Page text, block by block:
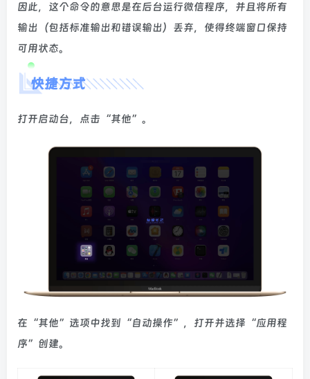
因此，这个命令的意思是在后台运行微信程序，并且将所有
输出（包括标准输出和错误输出）丢弃，使得终端窗口保持
可用状态。
快捷方式
打开启动台，点击“其他”。
在“其他”选项中找到“自动操作”，打开并选择“应用程
序”创建。